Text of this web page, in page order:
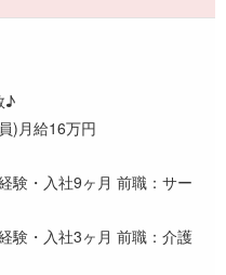
♪
)月給16万円
験・入社9ヶ月 前職：サー
験・入社3ヶ月 前職：介護